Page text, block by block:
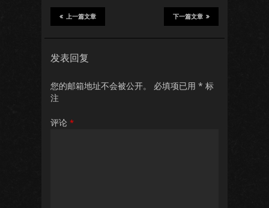
下一篇文章
上一篇文章
发表回复
您的邮箱地址不会被公开。 必填项已用 * 标
注
评论 *